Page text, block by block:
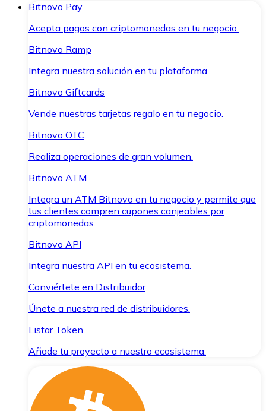
Bitnovo Pay
Acepta pagos con criptomonedas en tu negocio.
Bitnovo Ramp
Integra nuestra solución en tu plataforma.
Bitnovo Giftcards
Vende nuestras tarjetas regalo en tu negocio.
Bitnovo OTC
Realiza operaciones de gran volumen.
Bitnovo ATM
Integra un ATM Bitnovo en tu negocio y permite que
tus clientes compren cupones canjeables por
criptomonedas.
Bitnovo API
Integra nuestra API en tu ecosistema.
Conviértete en Distribuidor
Únete a nuestra red de distribuidores.
Listar Token
Añade tu proyecto a nuestro ecosistema.